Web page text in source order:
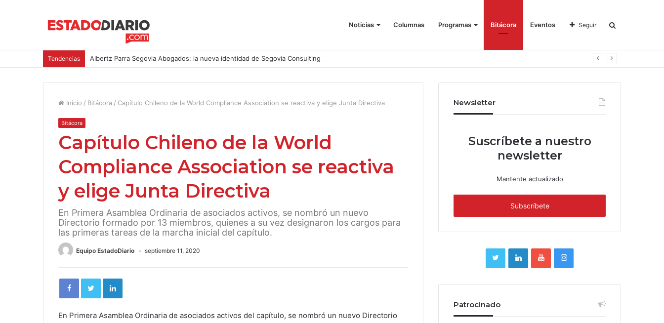
Noticias Columnas Programas Bitácora Eventos Seguir
Tendencias Albertz Parra Segovia Abogados: la nueva identidad de Segovia Consulting
Inicio / Bitácora / Capítulo Chileno de la World Compliance Association se reactiva y elige Junta Directiva
Bitácora
Capítulo Chileno de la World
Compliance Association se reactiva
y elige Junta Directiva
En Primera Asamblea Ordinaria de asociados activos, se nombró un nuevo
Directorio formado por 13 miembros, quienes a su vez designaron los cargos para
las primeras tareas de la marcha inicial del capítulo.
Equipo EstadoDiario septiembre 11, 2020
En Primera Asamblea Ordinaria de asociados activos del capítulo, se nombró un nuevo Directorio
Newsletter
Suscríbete a nuestro
newsletter
Mantente actualizado
Patrocinado